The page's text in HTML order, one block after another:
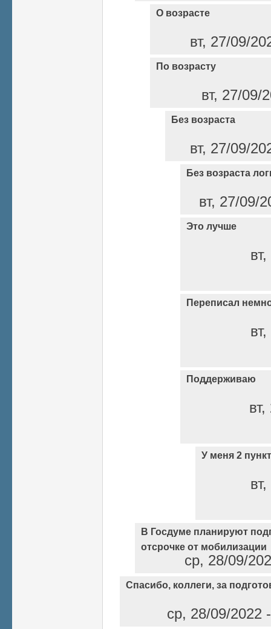
О возрасте
вт, 27/09/
По возрасту
вт, 27/09/
Без возраста
вт, 27/09/
Без возраста
вт, 27/09/
Это лучше
Переписал
Поддерживаю
У меня 2
В Госдуме планируют
отсрочке от мобилизации
ср, 28/09/
Спасибо, коллеги, за
ср, 28/09/